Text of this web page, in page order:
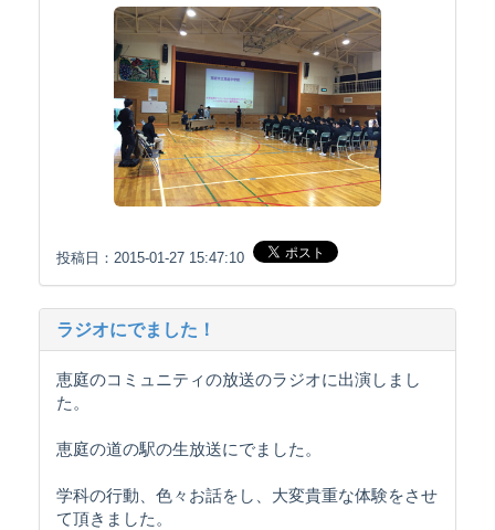
投稿日：2015-01-27 15:47:10
ラジオにでました！
恵庭のコミュニティの放送のラジオに出演しまし
た。
恵庭の道の駅の生放送にでました。
学科の行動、色々お話をし、大変貴重な体験をさせ
て頂きました。